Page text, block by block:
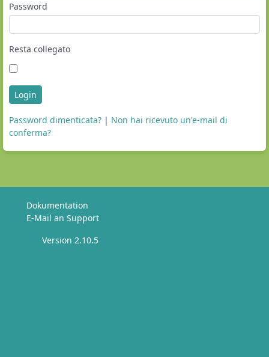
Password
Resta collegato
Login
Password dimenticata? | Non hai ricevuto un'e-mail di
conferma?
Dokumentation
E-Mail an Support
Version 2.10.5